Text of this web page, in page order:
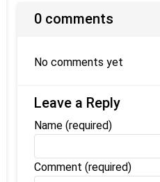
0 comments
No comments yet
Leave a Reply
Name (required)
Comment (required)